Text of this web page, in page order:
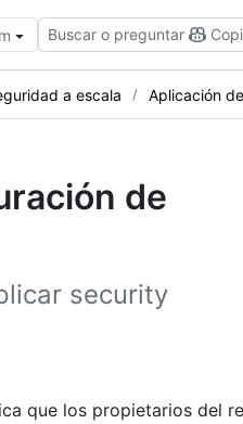
Buscar o preguntar
a escala Aplicación
de
security
que los propietarios del